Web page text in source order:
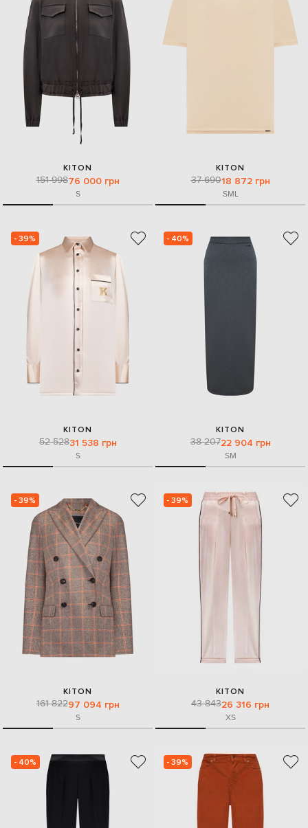
KITON
151 99876 000 грн
S
KITON
37 69018 872 грн
SML
- 39%
KITON
52 52831 538 грн
S
- 40%
KITON
38 20722 904 грн
SM
- 39%
KITON
161 82297 094 грн
S
- 39%
KITON
43 84326 316 грн
XS
- 40% - 39%